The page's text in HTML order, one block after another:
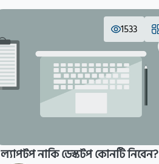
1533
ল্যাপটপ নাকি ডেস্কটপ কোনটি নিবেন?